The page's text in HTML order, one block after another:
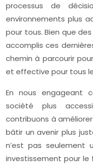
processus de
environnements plus
pour tous. Bien que
accomplis ces
chemin à parcourir
et effective pour tous
En nous engageant
société plus
contribuons à
bâtir un avenir plus
n’est pas seulement
investissement pour le